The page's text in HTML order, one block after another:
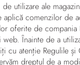
utilizare ale
aplică comenzilor de
oferite de compania
web.Înainte de a
cu atenție Regulile
dreptul de a